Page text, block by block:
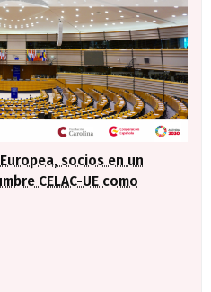
socios en un
CELAC-UE como